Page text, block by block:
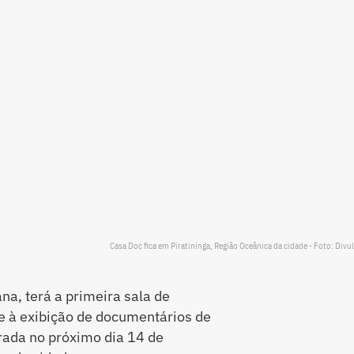
Casa Doc fica em Piratininga, Região Oceânica da cidade - Foto:
terá a primeira sala de
exibição de documentários de
no próximo dia 14 de